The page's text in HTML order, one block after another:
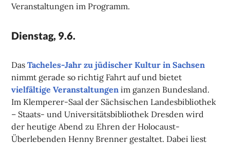
Veranstaltungen im Programm.
Dienstag, 9.6.
DasTacheles-Jahr zu jüdischer Kultur in Sachsen
nimmt gerade so richtig Fahrt auf und bietet
vielfältige Veranstaltungen im ganzen Bundesland.
Im Klemperer-Saal der Sächsischen Landesbibliothek
– Staats- und Universitätsbibliothek Dresden wird
der heutige Abend zu Ehren der Holocaust-
Überlebenden Henny Brenner gestaltet. Dabei liest